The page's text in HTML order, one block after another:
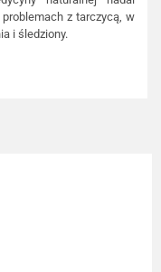
z tarczycą, w
i śledziony.